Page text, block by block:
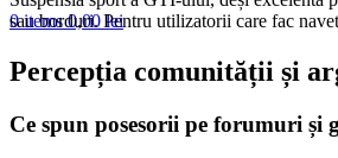
0items 0,00lei
sau borduri. Pentru utilizatorii care fac
Percepția comunității și
Ce spun posesorii pe forumuri și